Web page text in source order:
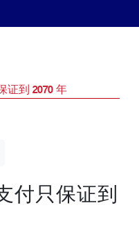
证到 2070 年
付只保证到